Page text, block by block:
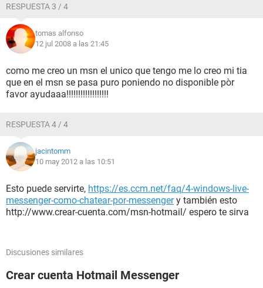
RESPUESTA 3 / 4
tomas alfonso
12 jul 2008 a las 21:45
como me creo un msn el unico que tengo me lo creo mi tia
que en el msn se pasa puro poniendo no disponible pòr
favor ayudaaa!!!!!!!!!!!!!!!!!!
RESPUESTA 4 / 4
jacintomm
10 may 2012 a las 10:51
Esto puede servirte, https://es.ccm.net/faq/4-windows-live-
messenger-como-chatear-por-messengery también esto
http://www.crear-cuenta.com/msn-hotmail/ espero te sirva
Discusiones similares
Crear cuenta Hotmail Messenger